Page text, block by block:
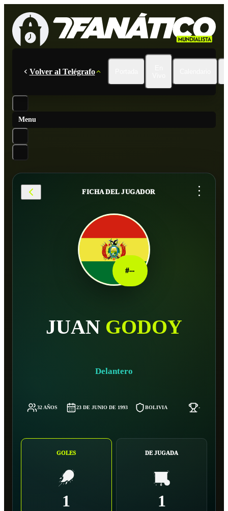
Volver al Telégrafo
Menu
FICHA DEL JUGADOR ...
#--
JUAN GODOY
Delantero
32 AÑOS 23 DE JUNIO DE 1993 BOLIVIA -
GOLES
1
DE JUGADA
1